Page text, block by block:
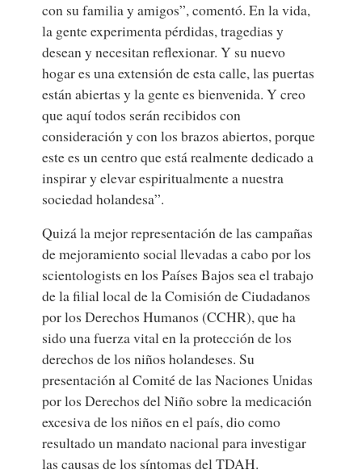
con su familia y amigos”, comentó. En la vida,
la gente experimenta pérdidas, tragedias y
desean y necesitan reflexionar. Y su nuevo
hogar es una extensión de esta calle, las puertas
están abiertas y la gente es bienvenida. Y creo
que aquí todos serán recibidos con
consideración y con los brazos abiertos, porque
este es un centro que está realmente dedicado a
inspirar y elevar espiritualmente a nuestra
sociedad holandesa”.
Quizá la mejor representación de las campañas
de mejoramiento social llevadas a cabo por los
scientologists en los Países Bajos sea el trabajo
de la filial local de la Comisión de Ciudadanos
por los Derechos Humanos (CCHR), que ha
sido una fuerza vital en la protección de los
derechos de los niños holandeses. Su
presentación al Comité de las Naciones Unidas
por los Derechos del Niño sobre la medicación
excesiva de los niños en el país, dio como
resultado un mandato nacional para investigar
las causas de los síntomas del TDAH.